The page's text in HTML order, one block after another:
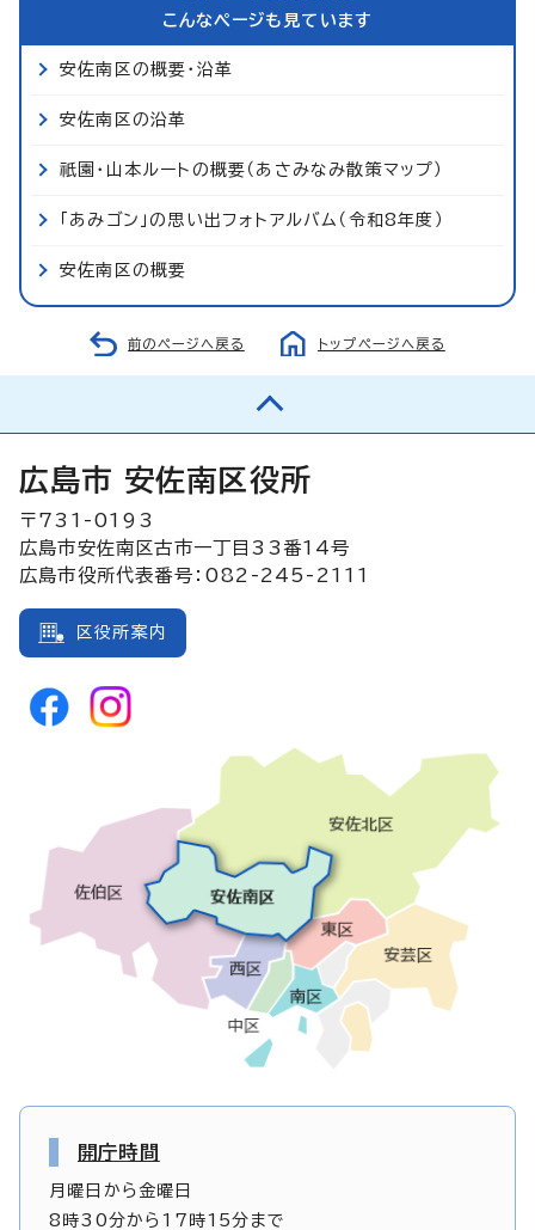
こんなページも見ています
安佐南区の概要・沿革
安佐南区の沿革
祇園・山本ルートの概要（あさみなみ散策マップ）
「あみゴン」の思い出フォトアルバム（令和8年度）
安佐南区の概要
前のページへ戻る トップページへ戻る
広島市 安佐南区役所
〒731-0193
広島市安佐南区古市一丁目33番14号
広島市役所代表番号：082-245-2111
区役所案内
開庁時間
月曜日から金曜日
8時30分から17時15分まで